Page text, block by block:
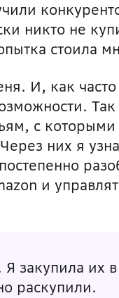
никто не
стоила
И, как часто
с которыми
них я
и
закупила их
раскупили.